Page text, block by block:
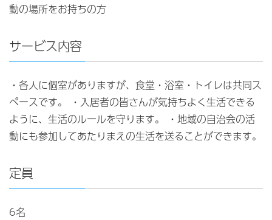
動の場所をお持ちの方
サービス内容
・各人に個室がありますが、食堂・浴室・トイレは共同ス
ペースです。 ・入居者の皆さんが気持ちよく生活できる
ように、生活のルールを守ります。 ・地域の自治会の活
動にも参加してあたりまえの生活を送ることができます。
定員
6名